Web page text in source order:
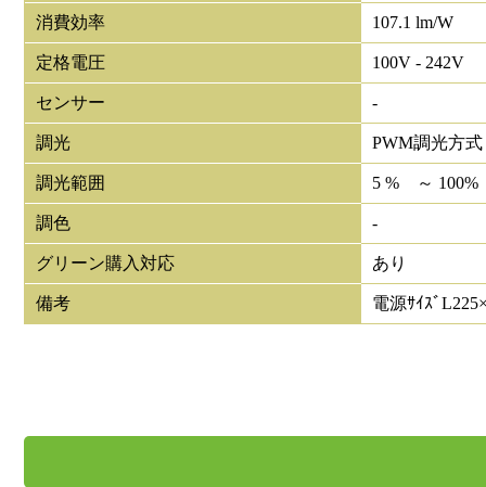
消費効率 107.1 lm/W
定格電圧 100V - 242V
センサー -
調光 PWM調光方式
調光範囲 5 % ～ 100%
調色 -
グリーン購入対応 あり
備考 電源ｻｲｽﾞ